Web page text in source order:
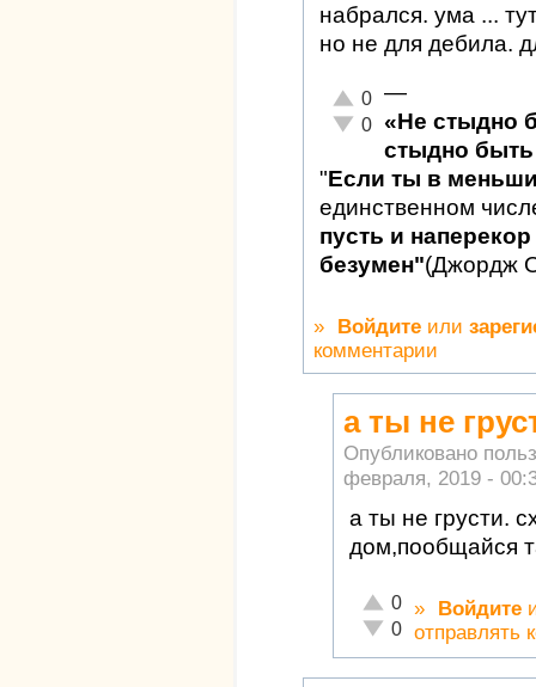
набрался. ума ...
но не для дебила.
Отлично!
0
Неадекватно!
0
—
«Не стыдно
стыдно быть
"Если ты в
единственном
пусть и
безумен"(Джордж
» Войдите или
комментарии
а ты не
Опубликовано
февраля, 2019 -
а ты не грусти.
дом,пообщайся
Отлично!
0
Неадекватно!
0
» Войдите
отправлять